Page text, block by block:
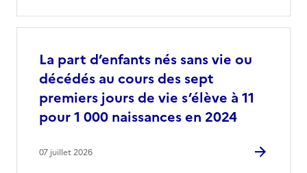
La part d’enfants nés sans vie ou
décédés au cours des sept
premiers jours de vie s’élève à 11
pour 1 000 naissances en 2024
07 juillet 2026